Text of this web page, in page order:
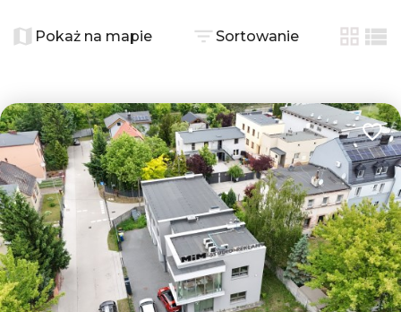
−
Pokaż na mapie Sortowanie
tabela